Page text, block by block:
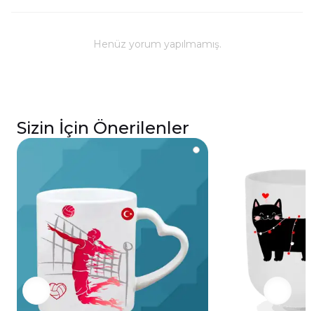
yıkanması önerilmektedir.
Henüz yorum yapılmamış.
Sizin İçin Önerilenler